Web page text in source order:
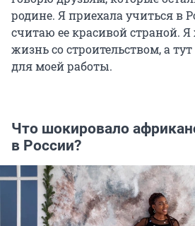
родине. Я приехала учиться в
считаю ее красивой страной. Я
жизнь со строительством, а
для моей работы.
Что шокировало
в России?